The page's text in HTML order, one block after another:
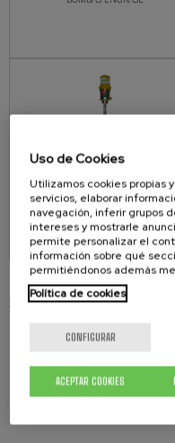
BOMBA DE ENGRASE BUD G50/
- BOMBAS ENGRASE -
BOMBAS DE ENGRASE
BOMBA DE ENGRASE BUD G50/16
BOMBA DE ENGRASE BUD G50/200
BOMBA DE ENGRASE BUD G50/50
Uso de Cookies
Utilizamos cookies propias
servicios, elaborar
navegación, inferir grupos
intereses y mostrarle
permite personalizar el
información sobre qué
permitiéndonos además
Política de cookies
CONFIGURAR
ACEPTAR COOKIES